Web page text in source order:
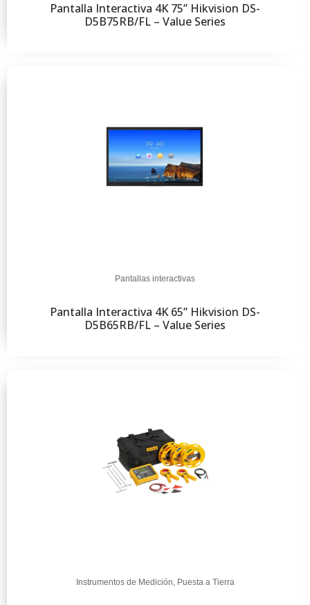
Pantalla Interactiva 4K 75” Hikvision DS-
D5B75RB/FL – Value Series
Pantallas interactivas
Pantalla Interactiva 4K 65” Hikvision DS-
D5B65RB/FL – Value Series
Instrumentos de Medición, Puesta a Tierra